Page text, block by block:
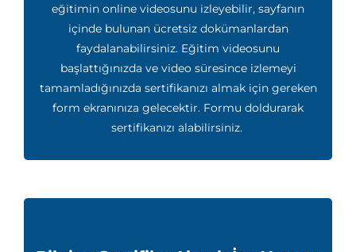
eğitimin online videosunu izleyebilir, sayfanın
içinde bulunan ücretsiz dokümanlardan
faydalanabilirsiniz. Eğitim videosunu
başlattığınızda ve video süresince izlemeyi
tamamladığınızda sertifikanızı almak için gereken
form ekranınıza gelecektir. Formu doldurarak
sertifikanızı alabilirsiniz.